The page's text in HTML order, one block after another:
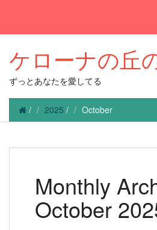
ケローナの丘
ずっとあなたを愛してる
/ 2025 / October
Monthly
October